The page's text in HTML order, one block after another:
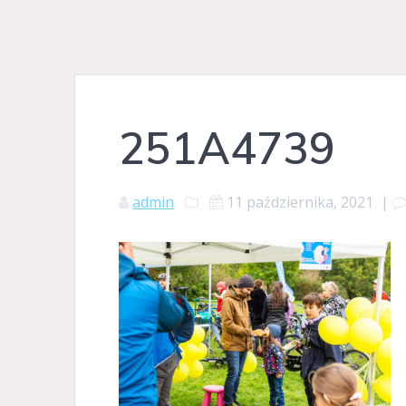
251A4739
admin 11 października, 2021 |